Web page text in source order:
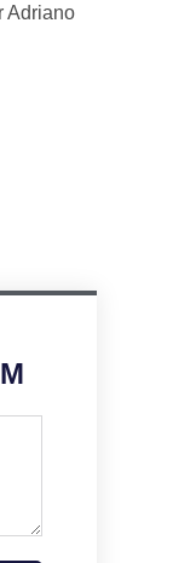
Adriano